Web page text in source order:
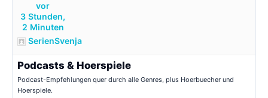
vor
3 Stunden,
2 Minuten
SerienSvenja
Podcasts & Hoerspiele
Podcast-Empfehlungen quer durch alle Genres, plus Hoerbuecher und
Hoerspiele.